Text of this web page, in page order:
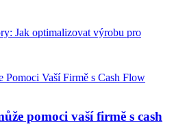
Jak optimalizovat výrobu pro
pomoci vaší firmě s cash